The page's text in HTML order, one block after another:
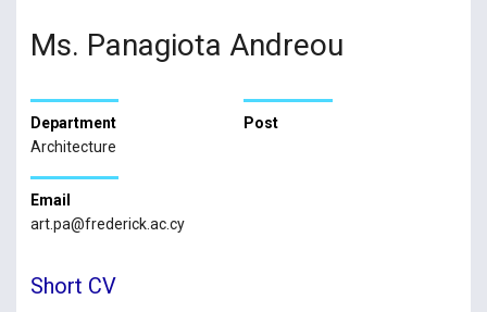
Ms. Panagiota Andreou
Department
Architecture
Post
Email
art.pa@frederick.ac.cy
Short CV